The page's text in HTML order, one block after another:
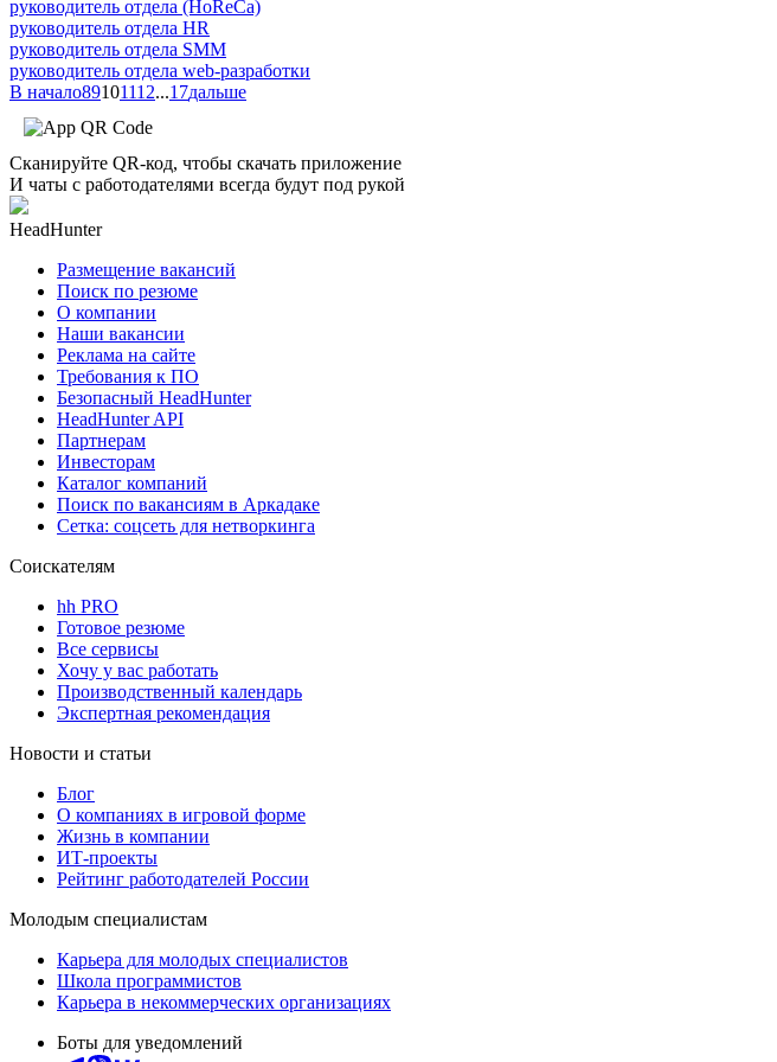
руководитель отдела (HoReCa)
руководитель отдела HR
руководитель отдела SMM
руководитель отдела web-разработки
В начало89101112...17дальше
Сканируйте QR-код, чтобы скачать приложение
И чаты с работодателями всегда будут под рукой
HeadHunter
Размещение вакансий
Поиск по резюме
О компании
Наши вакансии
Реклама на сайте
Требования к ПО
Безопасный HeadHunter
HeadHunter API
Партнерам
Инвесторам
Каталог компаний
Поиск по вакансиям в Аркадаке
Сетка: соцсеть для нетворкинга
Соискателям
hh PRO
Готовое резюме
Все сервисы
Хочу у вас работать
Производственный календарь
Экспертная рекомендация
Новости и статьи
Блог
О компаниях в игровой форме
Жизнь в компании
ИТ-проекты
Рейтинг работодателей России
Молодым специалистам
Карьера для молодых специалистов
Школа программистов
Карьера в некоммерческих организациях
Боты для уведомлений